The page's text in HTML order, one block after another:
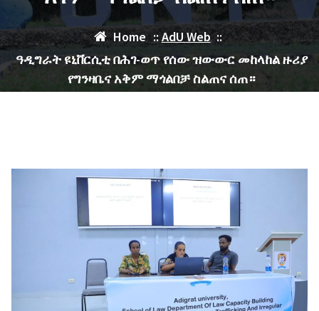
Home ::AdU Web::
ዓዲግራት ዩኒቨርሲቲ በሕገ-ወጥ የሰው ዝውውር መከላከል ዙሪያ
የግንዛቤና አቅም ማጎልበቻ ስልጠና ሰጠ።